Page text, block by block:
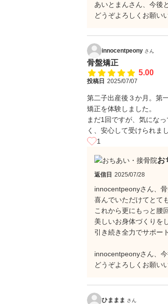
あいとまんさん、今後
どうぞよろしくお願い
innocentpeony さん
骨盤矯正
5.00
投稿日 2025/07/07
第二子出産後３か月。第
矯正を体験しました。
まだ1回ですが、気にな
く、安心して受けられま
1
お
返信日 2025/07/28
innocentpeonyさん、
喜んでいただけてとて
これから更にもっと腰
美しいお身体づくりを
引き続き全力でサポー
innocentpeonyさん、
どうぞよろしくお願い
ひままま さん